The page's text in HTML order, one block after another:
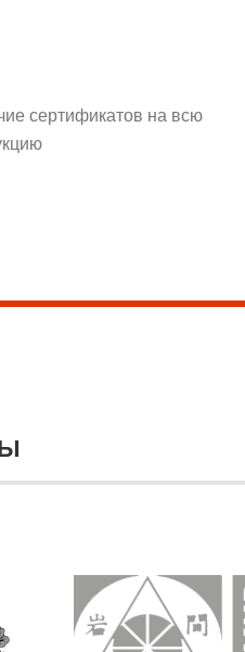
сертификатов на всю